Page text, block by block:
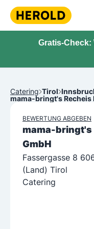
Gratis-Check:
Catering Tirol
mama-bringt's Recheis
BEWERTUNG ABGEBEN
mama-bringt's
GmbH
Fassergasse 8
(Land) Tirol
Catering